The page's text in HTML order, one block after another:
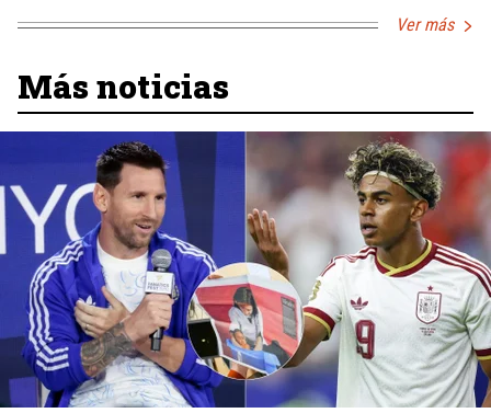
Ver más
Más noticias